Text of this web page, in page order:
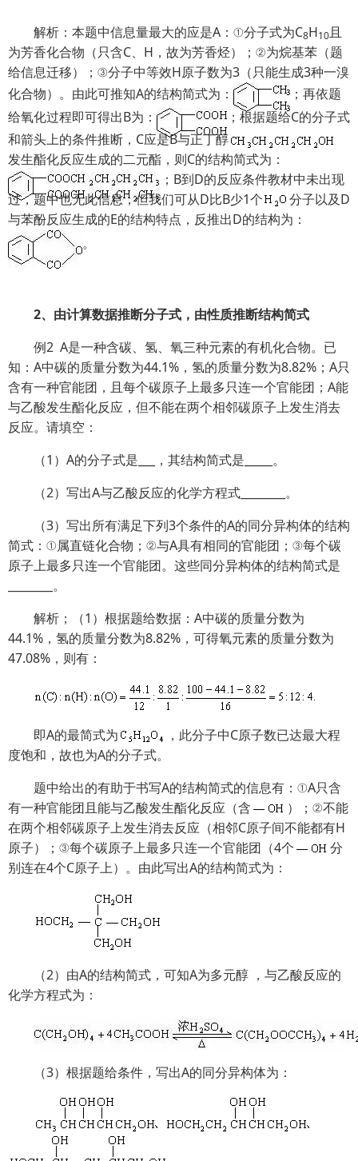
解析：本题中信息量最大的应是A：①分子式为C8H10且
为芳香化合物（只含C、H，故为芳香烃）；②为烷基苯（题
给信息迁移）；③分子中等效H原子数为3（只能生成3种一溴
化合物）。由此可推知A的结构简式为：
；再依题
给氧化过程即可得出B为：
；根据题给C的分子式
和箭头上的条件推断，C应是B与正丁醇
发生酯化反应生成的二元酯，则C的结构简式为：
；B到D的反应条件教材中未出现
过，题中也无此信息，但我们可从D比B少1个
分子以及D
与苯酚反应生成的E的结构特点，反推出D的结构为：
。
2、由计算数据推断分子式，由性质推断结构简式
例2 A是一种含碳、氢、氧三种元素的有机化合物。已
知：A中碳的质量分数为44.1%，氢的质量分数为8.82%；A只
含有一种官能团，且每个碳原子上最多只连一个官能团；A能
与乙酸发生酯化反应，但不能在两个相邻碳原子上发生消去
反应。请填空：
（1）A的分子式是___，其结构简式是_____。
（2）写出A与乙酸反应的化学方程式________。
（3）写出所有满足下列3个条件的A的同分异构体的结构
简式：①属直链化合物；②与A具有相同的官能团；③每个碳
原子上最多只连一个官能团。这些同分异构体的结构简式是
________。
解析；（1）根据题给数据：A中碳的质量分数为
44.1%，氢的质量分数为8.82%，可得氧元素的质量分数为
47.08%，则有：
即A的最简式为
，此分子中C原子数已达最大程
度饱和，故也为A的分子式。
题中给出的有助于书写A的结构简式的信息有：①A只含
有一种官能团且能与乙酸发生酯化反应（含
）；②不能
在两个相邻碳原子上发生消去反应（相邻C原子间不能都有H
原子）；③每个碳原子上最多只连一个官能团（4个
分
别连在4个C原子上）。由此写出A的结构简式为：
（2）由A的结构简式，可知A为多元醇 ，与乙酸反应的
化学方程式为：
（3）根据题给条件，写出A的同分异构体为：